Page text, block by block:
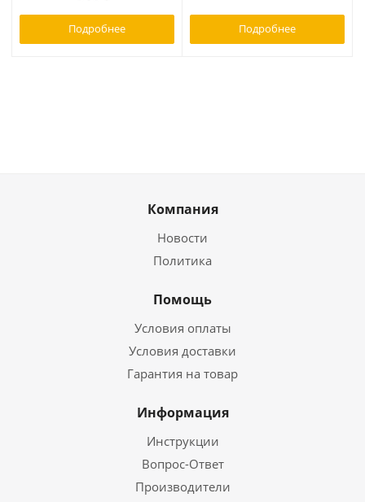
Подробнее Подробнее
Компания
Новости
Политика
Помощь
Условия оплаты
Условия доставки
Гарантия на товар
Информация
Инструкции
Вопрос-Ответ
Производители